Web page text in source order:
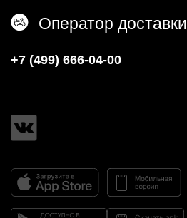
Оператор доставки
+7 (499) 666-04-00